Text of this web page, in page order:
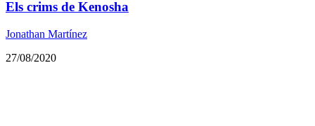
Els crims de Kenosha
Jonathan Martínez
27/08/2020